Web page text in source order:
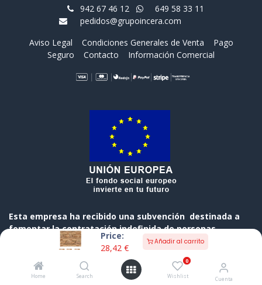
Price:
28,42 €
Añadir al carrito
Home Search
0
Wishlist Cuenta
942 67 46 12
649 58 33 11
pedidos@grupoincera.com
Aviso Legal
Condiciones Generales de Venta
Pago
Seguro
Contacto Información Comercial
Esta empresa ha recibido una subvención destinada a
fomentar la contratación indefinida de personas
desempleadas, cofinanciada al 50 % por el Gobierno de
Cantabria y el Fondo Social Europeo a través del
Programa Operativo FSE de Cantabria 2014-2020